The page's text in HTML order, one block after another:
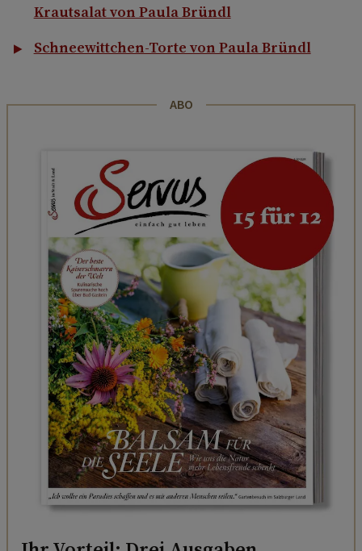
Krautsalat von Paula Bründl
Schneewittchen-Torte von Paula Bründl
ABO